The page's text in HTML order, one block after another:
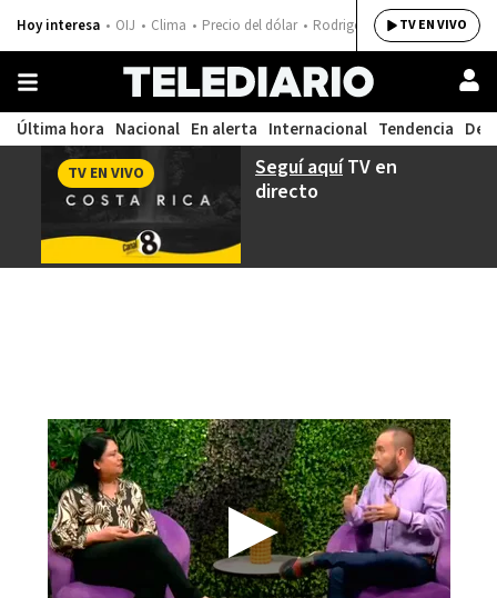
Hoy interesa OIJ Clima Precio del dólar Rodrigo ChavesTV EN VIVO
Última hora Nacional En alerta Internacional Tendencia
Seguí aquíTV en
directo
TV EN VIVO